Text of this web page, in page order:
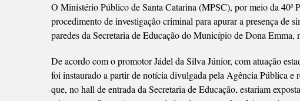
EXPOSTOS
EM
ÓRGÃO
O Ministério Público de Santa Catarina (MPSC), por meio da 40ª
procedimento de investigação criminal para apurar a presença de
paredes da Secretaria de Educação do Município de Dona
De acordo com o promotor Jádel da Silva Júnior, com atuação
foi instaurado a partir de notícia divulgada pela Agência Pública e
que, no hall de entrada da Secretaria de Educação, estariam